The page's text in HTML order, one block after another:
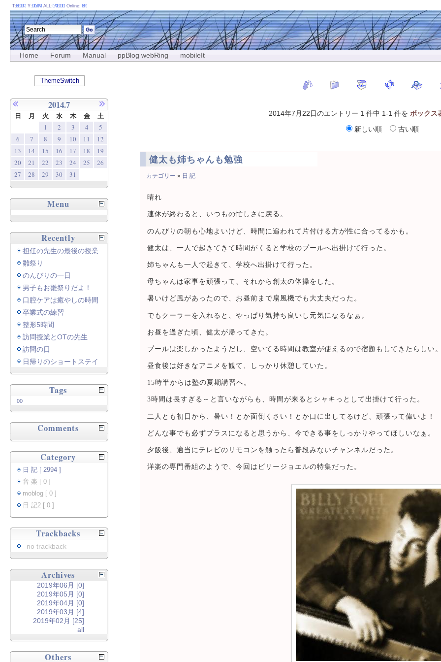
Home Forum Manual ppBlog webRing mobileIt
2014年7月22日のエントリー 1 件中 1-1 件を ボックス
新しい順
古い順
健太も姉ちゃんも勉強
カテゴリー » 日 記
晴れ
連休が終わると、いつもの忙しさに戻る。
のんびりの朝も心地よいけど、時間に追われて片付ける方が性に合ってるかも。
健太は、一人で起きてきて時間がくると学校のプールへ出掛けて行った。
姉ちゃんも一人で起きて、学校へ出掛けて行った。
母ちゃんは家事を頑張って、それから創太の体操をした。
暑いけど風があったので、お昼前まで扇風機でも大丈夫だった。
でもクーラーを入れると、やっぱり気持ち良いし元気になるなぁ。
お昼を過ぎた頃、健太が帰ってきた。
プールは楽しかったようだし、空いてる時間は教室が使えるので宿題もしてきたらしい
昼食後は好きなアニメを観て、しっかり休憩していた。
15時半からは塾の夏期講習へ。
3時間は長すぎる～と言いながらも、時間が来るとシャキっとして出掛けて行った。
二人とも初日から、暑い！とか面倒くさい！とか口に出してるけど、頑張って偉いよ！
どんな事でも必ずプラスになると思うから、今できる事をしっかりやってほしいなぁ。
夕飯後、適当にテレビのリモコンを触ったら普段みないチャンネルだった。
洋楽の専門番組のようで、今回はビリージョエルの特集だった。
T: Y: ALL: Online:
ThemeSwitch
2014.7
日 月 火 水 木 金 土
1 2 3 4
5
6
7 8 9 10 11
12
13
14 15 16 17 18
19
20
21 22 23 24 25
26
27
28 29 30 31
Menu
Recently
担任の先生の最後の授業
雛祭り
のんびりの一日
男子もお雛祭りだよ！
口腔ケアは癒やしの時間
卒業式の練習
整形5時間
訪問授業とOTの先生
訪問の日
日帰りのショートステイ
Tags
00
Comments
Category
日 記 [ 2994 ]
音 楽 [ 0 ]
moblog [ 0 ]
日 記2 [ 0 ]
Trackbacks
no trackback
Archives
2019年06月 [0]
2019年05月 [0]
2019年04月 [0]
2019年03月 [4]
2019年02月 [25]
all
Others